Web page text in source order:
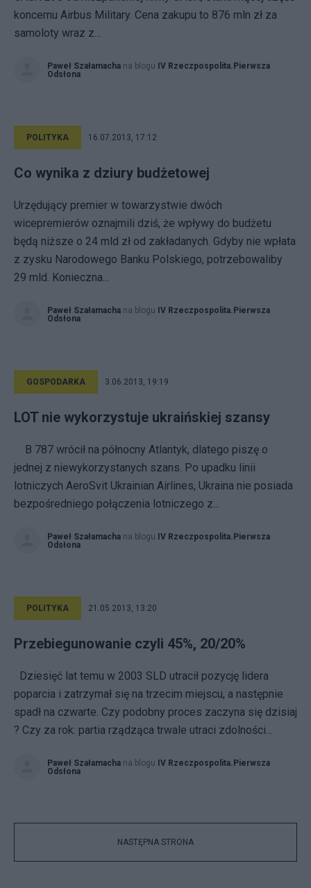
koncernu Airbus Military. Cena zakupu to 876 mln zł za
samoloty wraz z...
Paweł Szałamacha na blogu IV Rzeczpospolita.Pierwsza
Odsłona
POLITYKA 16.07.2013, 17:12
Co wynika z dziury budżetowej
Urzędujący premier w towarzystwie dwóch
wicepremierów oznajmili dziś, że wpływy do budżetu
będą niższe o 24 mld zł od zakładanych. Gdyby nie wpłata
z zysku Narodowego Banku Polskiego, potrzebowaliby
29 mld. Konieczna...
Paweł Szałamacha na blogu IV Rzeczpospolita.Pierwsza
Odsłona
GOSPODARKA 3.06.2013, 19:19
LOT nie wykorzystuje ukraińskiej szansy
B 787 wrócił na północny Atlantyk, dlatego piszę o
jednej z niewykorzystanych szans. Po upadku linii
lotniczych AeroSvit Ukrainian Airlines, Ukraina nie posiada
bezpośredniego połączenia lotniczego z...
Paweł Szałamacha na blogu IV Rzeczpospolita.Pierwsza
Odsłona
POLITYKA 21.05.2013, 13:20
Przebiegunowanie czyli 45%, 20/20%
Dziesięć lat temu w 2003 SLD utracił pozycję lidera
poparcia i zatrzymał się na trzecim miejscu, a następnie
spadł na czwarte. Czy podobny proces zaczyna się dzisiaj
? Czy za rok: partia rządząca trwale utraci zdolności...
Paweł Szałamacha na blogu IV Rzeczpospolita.Pierwsza
Odsłona
NASTĘPNA STRONA